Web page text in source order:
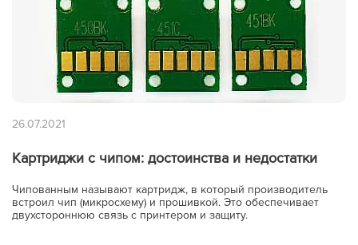
26.07.2021
Картриджи с чипом: достоинства и недостатки
Чипованным называют картридж, в который производитель
встроил чип (микросхему) и прошивкой. Это обеспечивает
двухстороннюю связь с принтером и защиту.